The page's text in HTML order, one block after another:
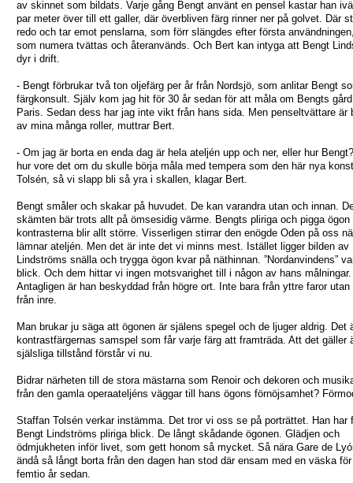
av skinnet som bildats. Varje gång Bengt använt en pensel kastar han
par meter över till ett galler, där överbliven färg rinner ner på golvet. Där
redo och tar emot penslarna, som förr slängdes efter första
som numera tvättas och återanvänds. Och Bert kan intyga att Bengt
dyr i drift.
- Bengt förbrukar två ton oljefärg per år från Nordsjö, som anlitar Bengt
färgkonsult. Själv kom jag hit för 30 år sedan för att måla om Bengts
Paris. Sedan dess har jag inte vikt från hans sida. Men penseltvättare är
av mina många roller, muttrar Bert.
- Om jag är borta en enda dag är hela ateljén upp och ner, eller hur
hur vore det om du skulle börja måla med tempera som den här nya
Tolsén, så vi slapp bli så yra i skallen, klagar Bert.
Bengt småler och skakar på huvudet. De kan varandra utan och innan.
skämten bär trots allt på ömsesidig värme. Bengts pliriga och pigga ögon
kontrasterna blir allt större. Visserligen stirrar den enögde Oden på oss
lämnar ateljén. Men det är inte det vi minns mest. Istället ligger bilden av
Lindströms snälla och trygga ögon kvar på näthinnan. ”Nordanvindens”
blick. Och dem hittar vi ingen motsvarighet till i någon av hans målningar.
Antagligen är han beskyddad från högre ort. Inte bara från yttre faror utan
från inre.
Man brukar ju säga att ögonen är själens spegel och de ljuger aldrig. Det
kontrastfärgernas samspel som får varje färg att framträda. Att det gäller
själsliga tillstånd förstår vi nu.
Bidrar närheten till de stora mästarna som Renoir och dekoren och
från den gamla operaateljéns väggar till hans ögons förnöjsamhet?
Staffan Tolsén verkar instämma. Det tror vi oss se på porträttet. Han har
Bengt Lindströms pliriga blick. De långt skådande ögonen. Glädjen och
ödmjukheten inför livet, som gett honom så mycket. Så nära Gare de
ändå så långt borta från den dagen han stod där ensam med en väska
femtio år sedan.